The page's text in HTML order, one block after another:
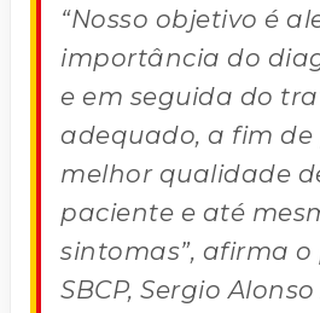
“Nosso objetivo é
importância do
e em seguida do
adequado, a fim
melhor qualidade
paciente e até
sintomas”, afirma
SBCP, Sergio